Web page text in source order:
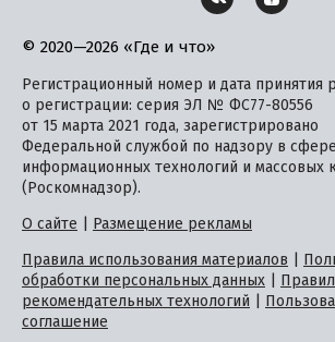
© 2020—2026 «Где и что»
Регистрационный номер и дата принятия
о регистрации: серия ЭЛ № ФС77-80556
от 15 марта 2021 года, зарегистрировано
Федеральной службой по надзору в
информационных технологий и массовых
(Роскомнадзор).
О сайте
Размещение рекламы
Правила использования материалов
обработки персональных данных
рекомендательных технологий
соглашение